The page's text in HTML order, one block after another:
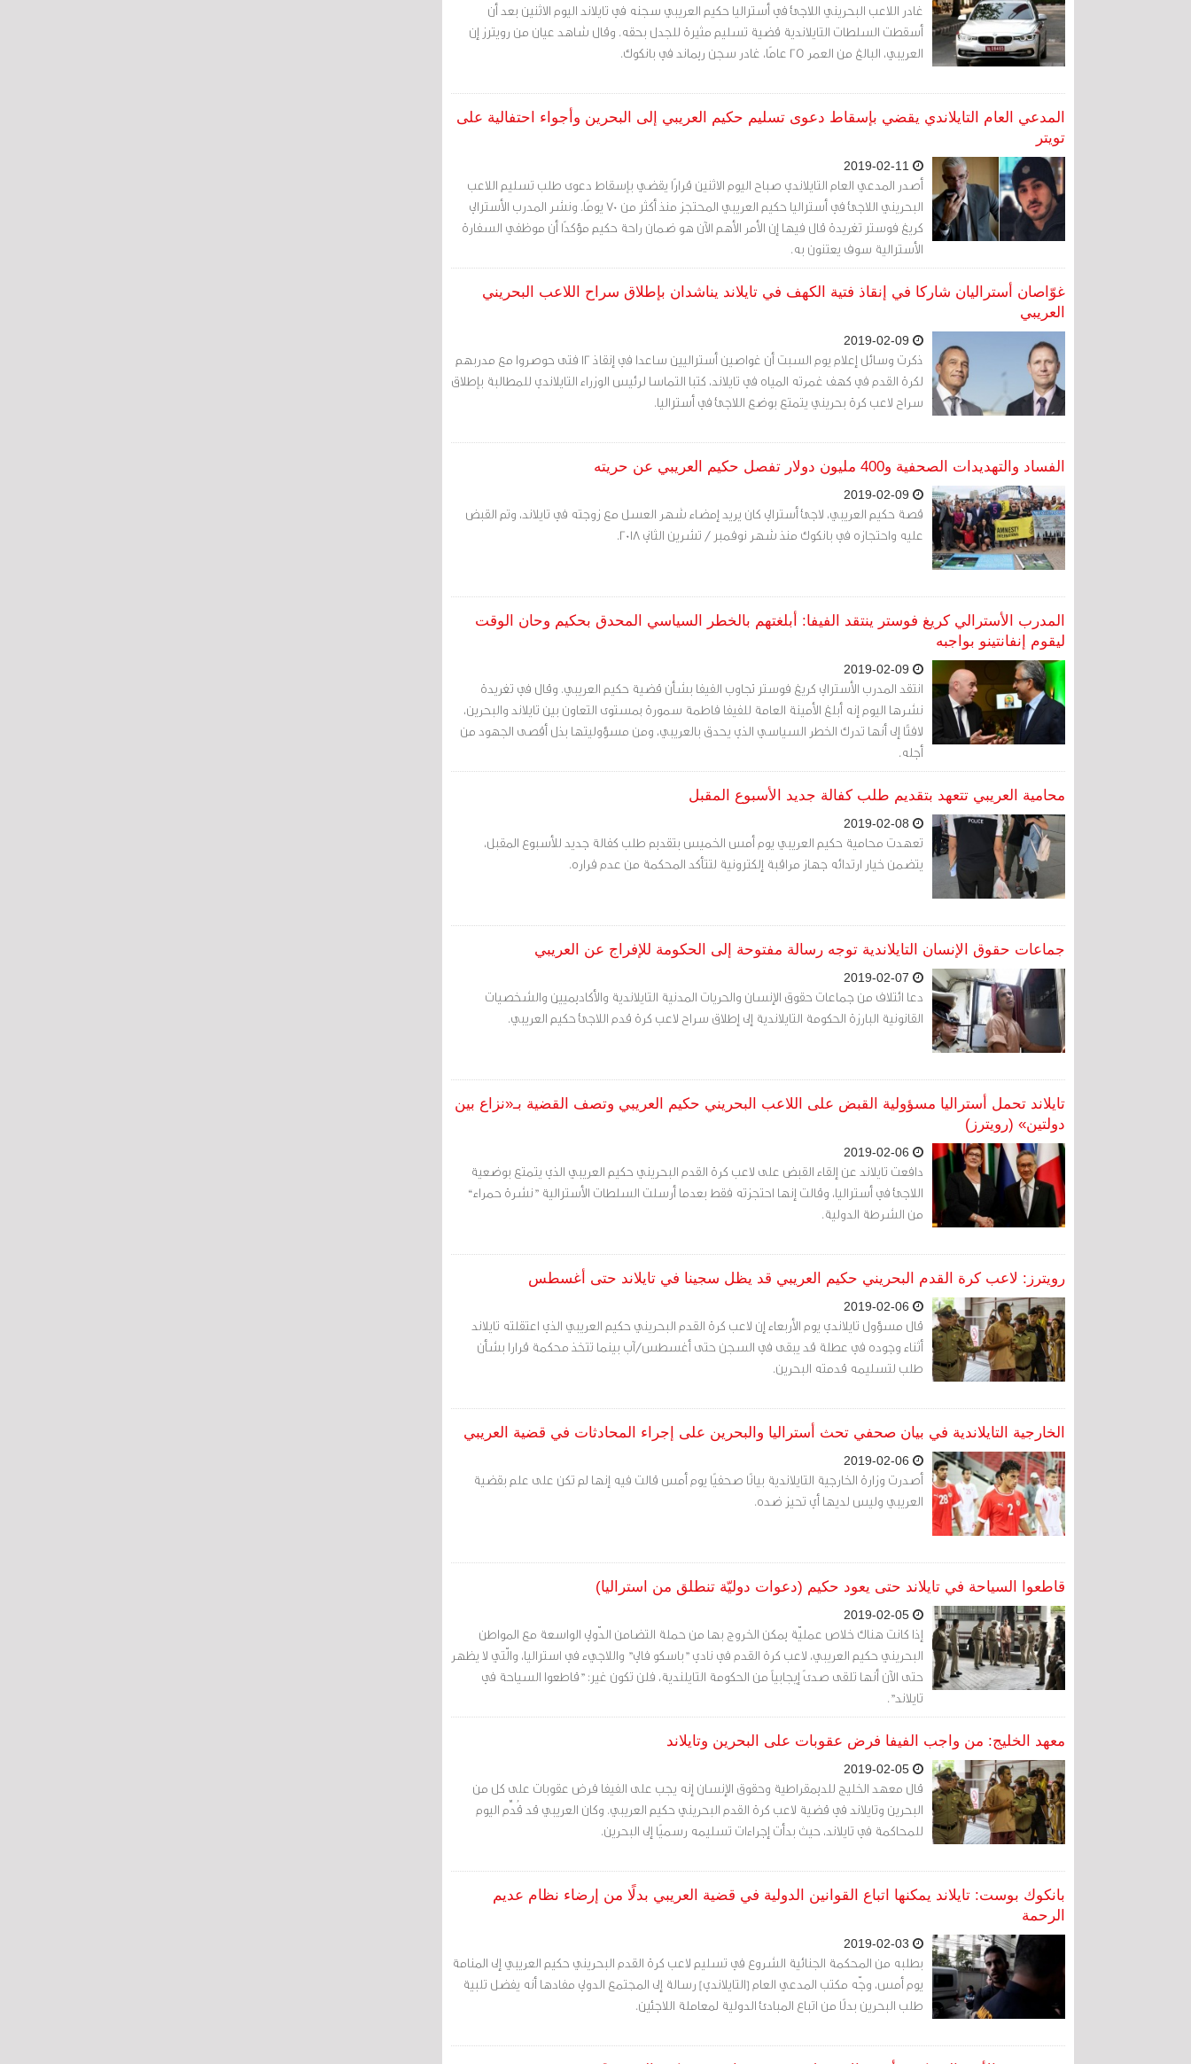
غادر اللاعب البحريني اللاجئ في أستراليا حكيم العريبي سجنه في تايلاند اليوم الاثنين بعد أن
أسقطت السلطات التايلاندية قضية تسليم مثيرة للجدل بحقه. وقال شاهد عيان من رويترز إن
العريبي، البالغ من العمر 25 عامًا، غادر سجن ريماند في بانكوك.
المدعي العام التايلاندي يقضي بإسقاط دعوى تسليم حكيم العريبي إلى البحرين وأجواء احتفالية على
تويتر
أصدر المدعي العام التايلاندي صباح اليوم الاثنين قرارًا يقضي بإسقاط دعوى طلب تسليم اللاعب
البحريني اللاجئ في أستراليا حكيم العريبي المحتجز منذ أكثر من 70 يومًا. ونشر المدرب الأسترالي
كريغ فوستر تغريدة قال فيها إن الأمر الأهم الآن هو ضمان راحة حكيم مؤكدًا أن موظفي السفارة
الأسترالية سوف يعتنون به.
غوّاصان أستراليان شاركا في إنقاذ فتية الكهف في تايلاند يناشدان بإطلاق سراح اللاعب البحريني
العريبي
ذكرت وسائل إعلام يوم السبت أن غواصين أستراليين ساعدا في إنقاذ 12 فتى حوصروا مع مدربهم
لكرة القدم في كهف غمرته المياه في تايلاند، كتبا التماسا لرئيس الوزراء التايلاندي للمطالبة بإطلاق
سراح لاعب كرة بحريني يتمتع بوضع اللاجئ في أستراليا.
الفساد والتهديدات الصحفية و400 مليون دولار تفصل حكيم العريبي عن حريته
قصة حكيم العريبي، لاجئ أسترالي كان يريد إمضاء شهر العسل مع زوجته في تايلاند، وتم القبض
عليه واحتجازه في بانكوك منذ شهر نوفمبر / تشرين الثاني 2018.
المدرب الأسترالي كريغ فوستر ينتقد الفيفا: أبلغتهم بالخطر السياسي المحدق بحكيم وحان الوقت
ليقوم إنفانتينو بواجبه
انتقد المدرب الأسترالي كريغ فوستر تجاوب الفيفا بشأن قضية حكيم العريبي. وقال في تغريدة
نشرها اليوم إنه أبلغ الأمينة العامة للفيفا فاطمة سمورة بمستوى التعاون بين تايلاند والبحرين،
لافتًا إلى أنها تدرك الخطر السياسي الذي يحدق بالعريبي، ومن مسؤوليتها بذل أقصى الجهود من
أجله.
محامية العريبي تتعهد بتقديم طلب كفالة جديد الأسبوع المقبل
تعهدت محامية حكيم العريبي يوم أمس الخميس بتقديم طلب كفالة جديد للأسبوع المقبل،
يتضمن خيار ارتدائه جهاز مراقبة إلكترونية لتتأكد المحكمة من عدم فراره.
جماعات حقوق الإنسان التايلاندية توجه رسالة مفتوحة إلى الحكومة للإفراج عن العريبي
دعا ائتلاف من جماعات حقوق الإنسان والحريات المدنية التايلاندية والأكاديميين والشخصيات
القانونية البارزة الحكومة التايلاندية إلى إطلاق سراح لاعب كرة قدم اللاجئ حكيم العريبي.
تايلاند تحمل أستراليا مسؤولية القبض على اللاعب البحريني حكيم العريبي وتصف القضية بـ«نزاع بين
دولتين» (رويترز)
دافعت تايلاند عن إلقاء القبض على لاعب كرة القدم البحريني حكيم العريبي الذي يتمتع بوضعية
اللاجئ في أستراليا، وقالت إنها احتجزته فقط بعدما أرسلت السلطات الأسترالية ”نشرة حمراء“
من الشرطة الدولية.
رويترز: لاعب كرة القدم البحريني حكيم العريبي قد يظل سجينا في تايلاند حتى أغسطس
قال مسؤول تايلاندي يوم الأربعاء إن لاعب كرة القدم البحريني حكيم العريبي الذي اعتقلته تايلاند
أثناء وجوده في عطلة قد يبقى في السجن حتى أغسطس/آب بينما تتخذ محكمة قرارا بشأن
طلب لتسليمه قدمته البحرين.
الخارجية التايلاندية في بيان صحفي تحث أستراليا والبحرين على إجراء المحادثات في قضية العريبي
أصدرت وزارة الخارجية التايلاندية بيانًا صحفيًا يوم أمس قالت فيه إنها لم تكن على علم بقضية
العريبي وليس لديها أي تحيز ضده.
قاطعوا السياحة في تايلاند حتى يعود حكيم (دعوات دوليّة تنطلق من استراليا)
إذا كانت هناك خلاص عمليّة يمكن الخروج بها من حملة التضامن الدّولي الواسعة مع المواطن
البحريني حكيم العريبي، لاعب كرة القدم في نادي "باسكو فالي" واللاجيء في استراليا، والّتي لا يظهر
حتى الآن أنها تلقى صدىً إيجابياً من الحكومة التايلندية، فلن تكون غير: "قاطعوا السياحة في
تايلاند".
معهد الخليج: من واجب الفيفا فرض عقوبات على البحرين وتايلاند
قال معهد الخليج للديمقراطية وحقوق الإنسان إنه يجب على الفيفا فرض عقوبات على كل من
البحرين وتايلاند في قضية لاعب كرة القدم البحريني حكيم العريبي. وكان العريبي قد قُدِّم اليوم
للمحاكمة في تايلاند، حيث بدأت إجراءات تسليمه رسميًا إلى البحرين.
بانكوك بوست: تايلاند يمكنها اتباع القوانين الدولية في قضية العريبي بدلًا من إرضاء نظام عديم
الرحمة
بطلبه من المحكمة الجنائية الشروع في تسليم لاعب كرة القدم البحريني حكيم العريبي إلى المنامة
يوم أمس، وجّه مكتب المدعي العام [التايلاندي] رسالة إلى المجتمع الدولي مفادها أنه يفضل تلبية
طلب البحرين بدلًا من اتباع المبادئ الدولية لمعاملة اللاجئين.